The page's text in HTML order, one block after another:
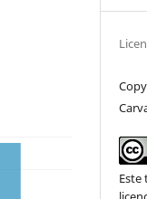
Este